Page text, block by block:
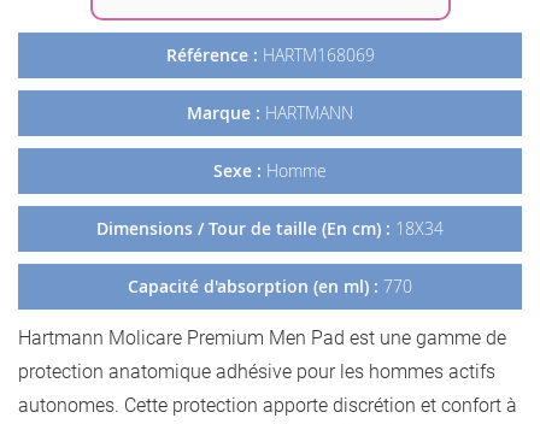
Référence : HARTM168069
Marque : HARTMANN
Sexe : Homme
Dimensions / Tour de taille (En cm) : 18X34
Capacité d'absorption (en ml) : 770
Hartmann Molicare Premium Men Pad est une gamme de
protection anatomique adhésive pour les hommes actifs
autonomes. Cette protection apporte discrétion et confort à